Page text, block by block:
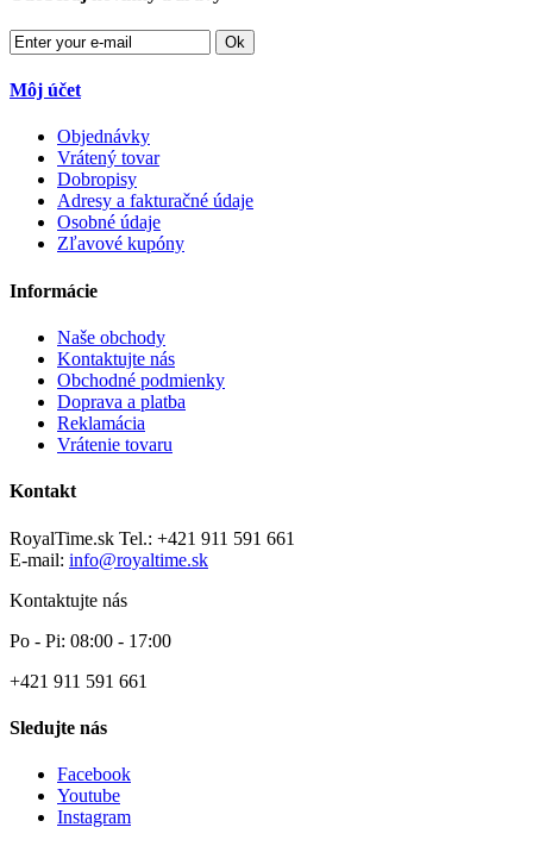
Ok
Môj účet
Objednávky
Vrátený tovar
Dobropisy
Adresy a fakturačné údaje
Osobné údaje
Zľavové kupóny
Informácie
Naše obchody
Kontaktujte nás
Obchodné podmienky
Doprava a platba
Reklamácia
Vrátenie tovaru
Kontakt
RoyalTime.sk Tel.: +421 911 591 661
E-mail: info@royaltime.sk
Kontaktujte nás
Po - Pi: 08:00 - 17:00
+421 911 591 661
Sledujte nás
Facebook
Youtube
Instagram